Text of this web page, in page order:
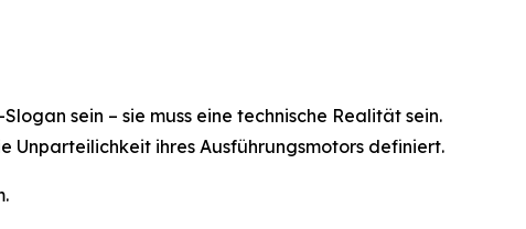
sein – sie muss eine technische Realität sein.
ihres Ausführungsmotors definiert.